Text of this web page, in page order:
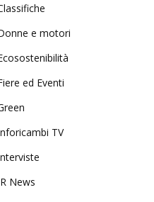
e motori
ed Eventi
TV
News